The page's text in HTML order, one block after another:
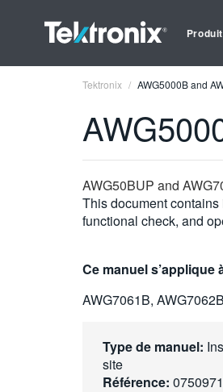
Tektronix AWG5000B and
AWG50BUP and
This document
functional check, and
Ce manuel s’applique
AWG7061B,
Type de manuel:
site
Référence: